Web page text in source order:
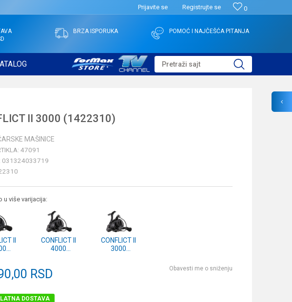
0
Prijavite se Registrujte se
BRZA ISPORUKA POMOĆ I NAJČEŠĆA PITANJA
Pretraži sajt
II 3000 (1422310)
MAŠINICE
47091
031324033719
u više varijacija:
II
CONFLICT II
4000
CONFLICT II
3000
RSD Obavesti me o sniženju
DOSTAVA